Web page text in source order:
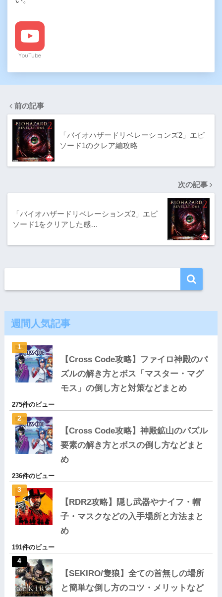
YouTube
前の記事
「バイオハザードリベレーションズ2」エピ
ソード1のクレア編攻略
次の記事
「バイオハザードリベレーションズ2」エピ
ソード1をクリアした感…
週間人気記事
【Cross Code攻略】ファイロ神殿のパ
ズルの解き方とボス「マスター・マグ
モス」の倒し方と対策などまとめ
275件のビュー
【Cross Code攻略】神殿鉱山のパズル
要素の解き方とボスの倒し方などまと
め
236件のビュー
【RDR2攻略】隠し武器やナイフ・帽
子・マスクなどの入手場所と方法まと
め
191件のビュー
【SEKIRO/隻狼】全ての首無しの場所
と簡単な倒し方のコツ・メリットなど